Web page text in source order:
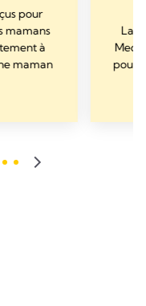
pour
mamans
à
maman
La
pour